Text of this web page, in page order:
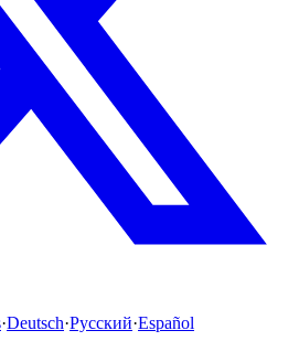
·Deutsch·Русский·Español